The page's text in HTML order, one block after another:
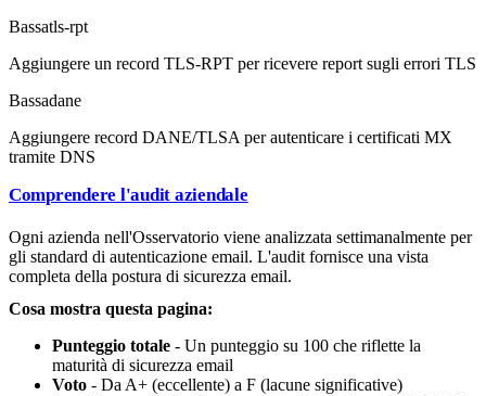
Bassatls-rpt
Aggiungere un record TLS-RPT per ricevere report sugli errori TLS
Bassadane
Aggiungere record DANE/TLSA per autenticare i certificati MX
tramite DNS
Comprendere l'audit aziendale
Ogni azienda nell'Osservatorio viene analizzata settimanalmente per
gli standard di autenticazione email. L'audit fornisce una vista
completa della postura di sicurezza email.
Cosa mostra questa pagina:
Punteggio totale - Un punteggio su 100 che riflette la
maturità di sicurezza email
Voto - Da A+ (eccellente) a F (lacune significative)